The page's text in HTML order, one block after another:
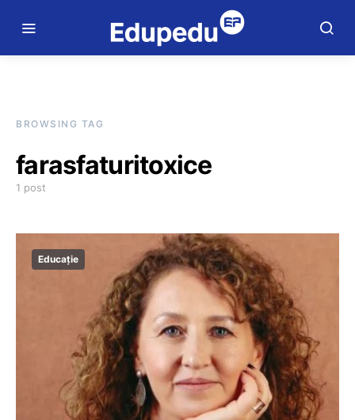
BROWSING TAG
farasfaturitoxice
1 post
Educație